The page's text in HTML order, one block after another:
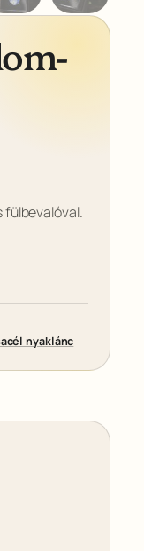
fülbevalóval.
nyaklánc